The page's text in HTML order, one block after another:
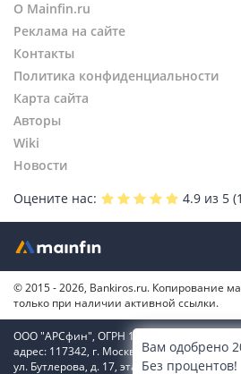
О Mainfin.ru
Реклама на сайте
Контакты
Политика конфиденциальности
Карта сайта
Авторы
Wiki
Новости
Оцените нас:
4.9 из 5 (
© 2015 - 2026, Bankiros.ru. Копирование
только при наличии активной ссылки.
ООО "АРСфин", ОГРН 1187746346556, ИНН
адрес: 117342, г. Москва, вн. тер. г.
ул. Бутлерова, д. 17, этаж 4, ком. 66
Вам одобрено
Без процентов!